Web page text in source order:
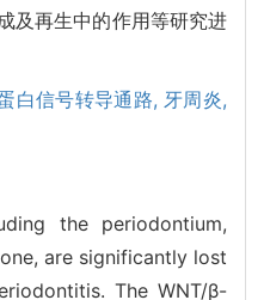
及再生中的作用等研究进
白信号转导通路, 牙周炎,
the periodontium,
are significantly lost
The WNT/β-